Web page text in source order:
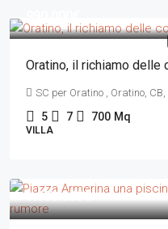
Oratino, il richiamo delle
SC per Oratino , Oratino,
5 7 700 Mq
VILLA
1.080.000€